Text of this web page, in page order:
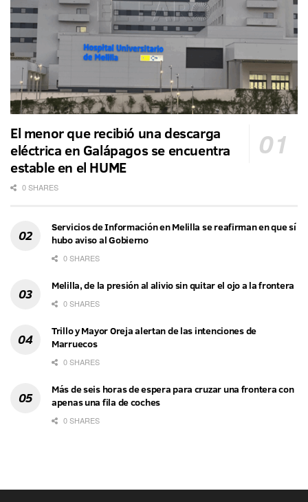
El menor que recibió una descarga
eléctrica en Galápagos se encuentra
estable en el HUME
0 SHARES
Servicios de Información en Melilla se reafirman en que sí
hubo aviso al Gobierno
0 SHARES
Melilla, de la presión al alivio sin quitar el ojo a la frontera
0 SHARES
Trillo y Mayor Oreja alertan de las intenciones de
Marruecos
0 SHARES
Más de seis horas de espera para cruzar una frontera con
apenas una fila de coches
0 SHARES